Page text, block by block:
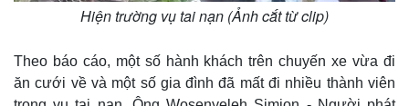
Hiện trường vụ tai nạn (Ảnh cắt từ clip)
Theo báo cáo, một số hành khách trên chuyến xe vừa đi
ăn cưới về và một số gia đình đã mất đi nhiều thành viên